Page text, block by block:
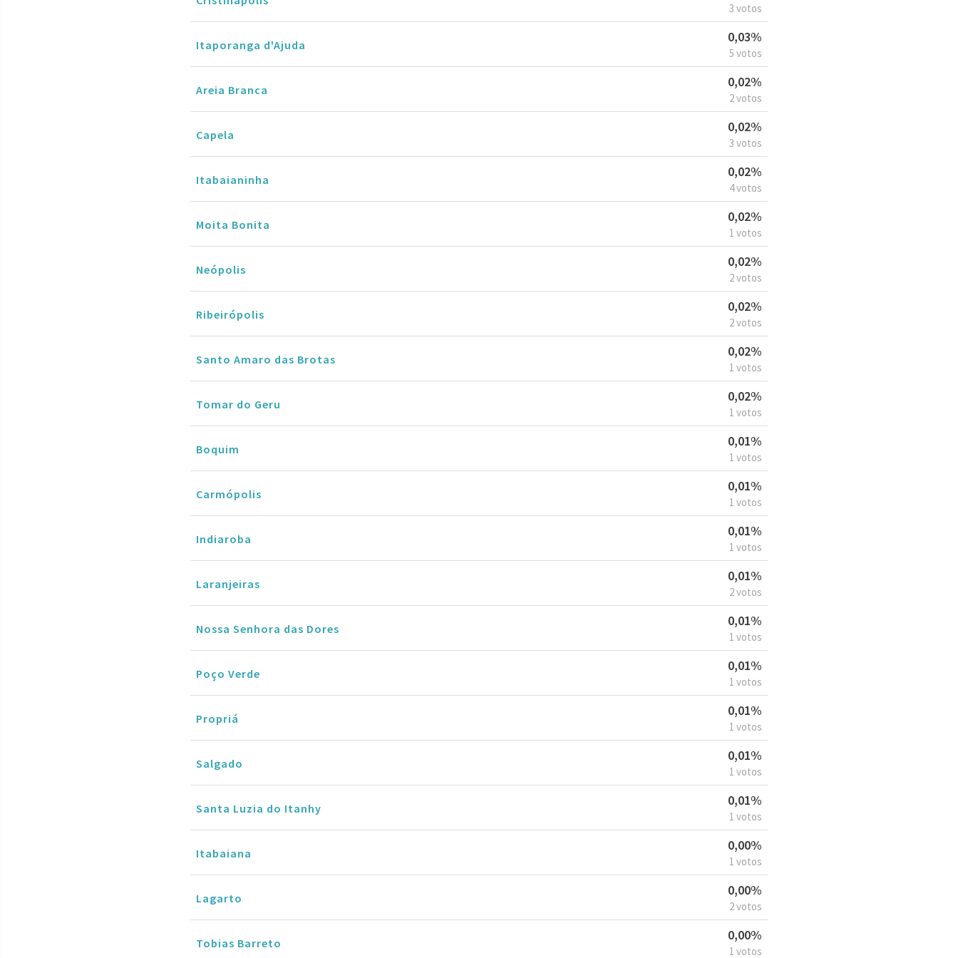
3 votos
Itaporanga d'Ajuda
0,03%
5 votos
Areia Branca
0,02%
2 votos
Capela
0,02%
3 votos
Itabaianinha
0,02%
4 votos
Moita Bonita
0,02%
1 votos
Neópolis
0,02%
2 votos
Ribeirópolis
0,02%
2 votos
Santo Amaro das Brotas
0,02%
1 votos
Tomar do Geru
0,02%
1 votos
Boquim
0,01%
1 votos
Carmópolis
0,01%
1 votos
Indiaroba
0,01%
1 votos
Laranjeiras
0,01%
2 votos
Nossa Senhora das Dores
0,01%
1 votos
Poço Verde
0,01%
1 votos
Propriá
0,01%
1 votos
Salgado
0,01%
1 votos
Santa Luzia do Itanhy
0,01%
1 votos
Itabaiana
0,00%
1 votos
Lagarto
0,00%
2 votos
Tobias Barreto
0,00%
1 votos